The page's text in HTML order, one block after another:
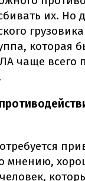
их. Но
которая
чаще всего
мнению,
человек,